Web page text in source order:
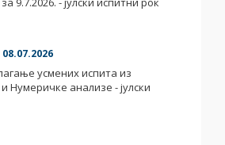
08.07.2026
усмених испита из
Нумеричке анализе - јулски